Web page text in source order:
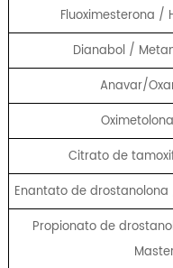
Fluoximesterona /
Dianabol /
Anavar/
Citrato de
Enantato de
Propionato de